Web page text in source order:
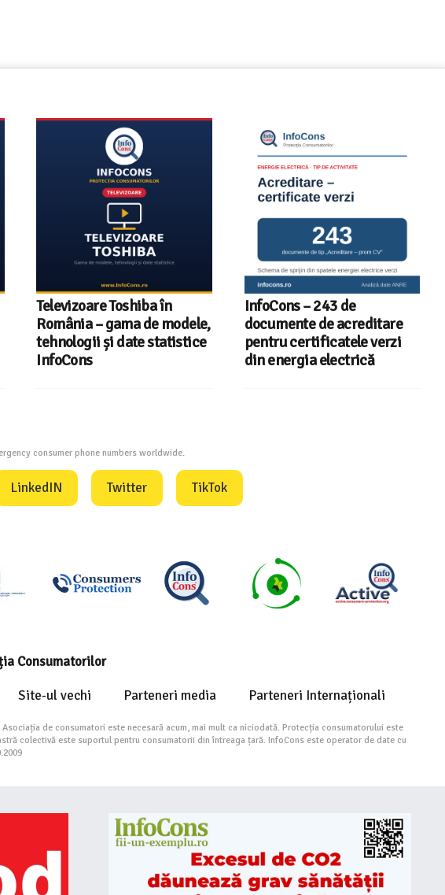
Televizoare Toshiba în
România – gama de modele,
tehnologii și date statistice
InfoCons
InfoCons – 243 de
documente de acreditare
pentru certificatele verzi
din energia electrică
consumer phone numbers worldwide.
LinkedIN Twitter TikTok
Consumatorilor
Site-ul vechi Parteneri media Parteneri Internaționali
de consumatori este necesară acum, mai mult ca niciodată. Protecția consumatorului este
colectivă este suportul pentru consumatorii din întreaga țară. InfoCons este operator de date cu